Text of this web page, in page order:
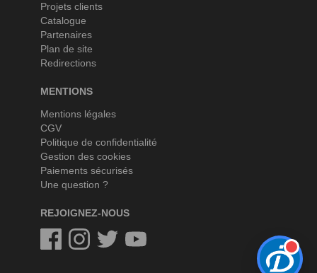
Projets clients
Catalogue
Partenaires
Plan de site
Redirections
MENTIONS
Mentions légales
CGV
Politique de confidentialité
Gestion des cookies
Paiements sécurisés
Une question ?
REJOIGNEZ-NOUS
FacebookInstagramTwitterTwitter